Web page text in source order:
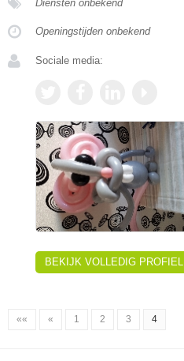
Diensten onbekend
Openingstijden onbekend
Sociale media:
BEKIJK VOLLEDIG PROFIEL
«« « 1 2 3 4